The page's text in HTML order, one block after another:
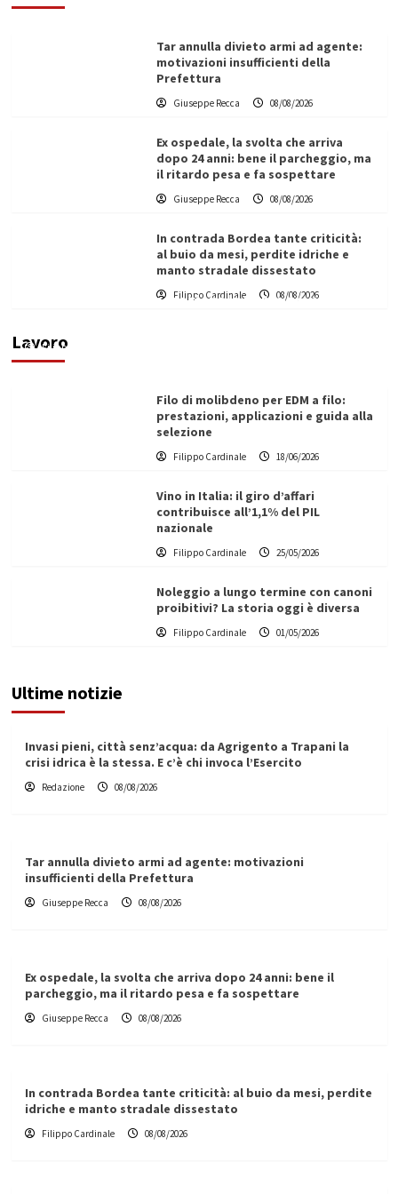
Tar annulla divieto armi ad agente:
motivazioni insufficienti della
Prefettura
Giuseppe Recca 08/08/2026
Ex ospedale, la svolta che arriva
dopo 24 anni: bene il parcheggio, ma
il ritardo pesa e fa sospettare
Giuseppe Recca 08/08/2026
In contrada Bordea tante criticità:
al buio da mesi, perdite idriche e
manto stradale dissestato
Filippo Cardinale 08/08/2026
Lavoro
L’ingegnere saccense Buscarnera partner chiave
di un progetto transnazionale per la transizione
Filippo Cardinale
Filo di molibdeno per EDM a filo:
prestazioni, applicazioni e guida alla
selezione
Filippo Cardinale 18/06/2026
Vino in Italia: il giro d’affari
contribuisce all’1,1% del PIL
nazionale
Filippo Cardinale 25/05/2026
Noleggio a lungo termine con canoni
proibitivi? La storia oggi è diversa
Filippo Cardinale 01/05/2026
Ultime notizie
Invasi pieni, città senz’acqua: da Agrigento a Trapani la
crisi idrica è la stessa. E c’è chi invoca l’Esercito
Redazione 08/08/2026
Tar annulla divieto armi ad agente: motivazioni
insufficienti della Prefettura
Giuseppe Recca 08/08/2026
Ex ospedale, la svolta che arriva dopo 24 anni: bene il
parcheggio, ma il ritardo pesa e fa sospettare
Giuseppe Recca 08/08/2026
In contrada Bordea tante criticità: al buio da mesi, perdite
idriche e manto stradale dissestato
Filippo Cardinale 08/08/2026